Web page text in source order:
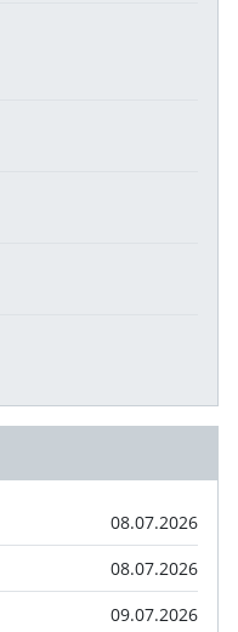
08.07.2026
08.07.2026
09.07.2026